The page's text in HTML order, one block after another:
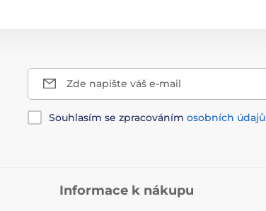
Zde napište váš e-mail
Souhlasím se zpracováním osobních údajů
Informace k nákupu